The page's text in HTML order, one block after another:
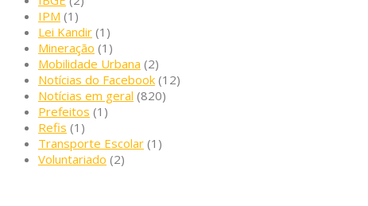
IPM (1)
Lei Kandir (1)
Mineração (1)
Mobilidade Urbana (2)
Notícias do Facebook (12)
Notícias em geral (820)
Prefeitos (1)
Refis (1)
Transporte Escolar (1)
Voluntariado (2)